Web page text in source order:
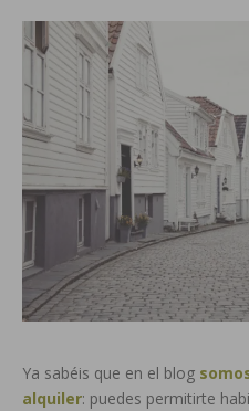
Ya sabéis que en el blog
alquiler: puedes permitirte